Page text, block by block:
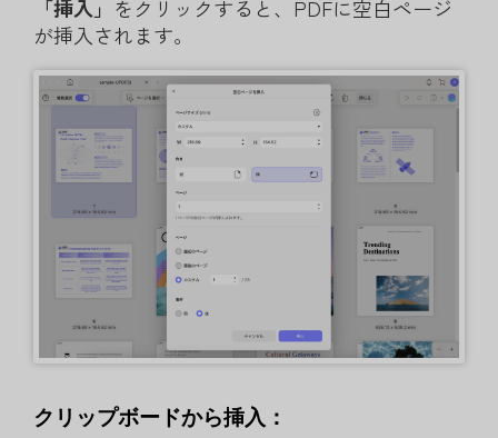
「挿入」 をクリックすると、PDFに空白ページ
が挿入されます。
クリップボードから挿入：